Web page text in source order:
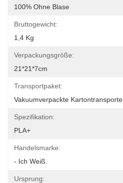
100% Ohne Blase
Bruttogewicht:
1,4 Kg
Verpackungsgröße:
21*21*7cm
Transportpaket:
Vakuumverpackte Kartontransporte
Spezifikation:
PLA+
Handelsmarke:
- Ich Weiß.
Ursprung: